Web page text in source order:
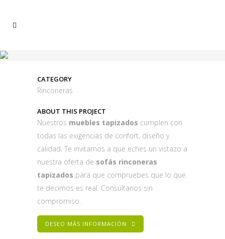
CATEGORY
Rinconeras
ABOUT THIS PROJECT
Nuestros muebles tapizados cumplen con
todas las exigencias de confort, diseño y
calidad. Te invitamos a que eches un vistazo a
nuestra oferta de sofás rinconeras
tapizados para que compruebes que lo que
te decimos es real. Consúltanos sin
compromiso.
DESEO MÁS INFORMACIÓN